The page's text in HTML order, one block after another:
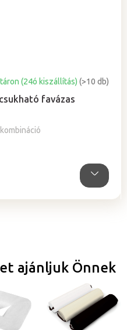
favázas
(24ó kiszállítás)(>10 db)
ajánljuk Önnek